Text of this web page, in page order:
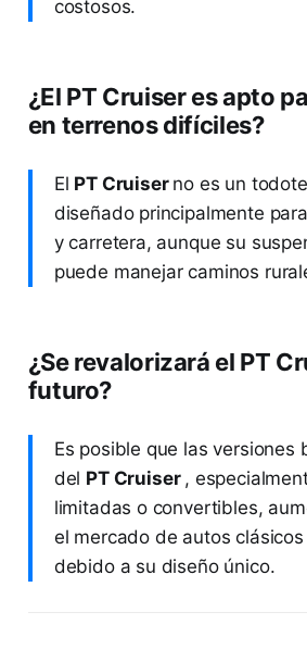
costosos.
¿El PT Cruiser es apto
en terrenos difíciles?
El PT Cruiser no es un
diseñado principalmente
y carretera, aunque su
puede manejar caminos
¿Se revalorizará el PT
futuro?
Es posible que las versiones
del PT Cruiser ,
limitadas o convertibles,
el mercado de autos
debido a su diseño único.